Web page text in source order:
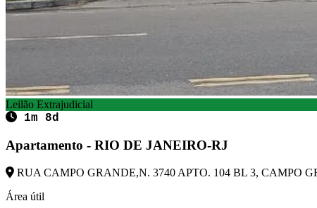
Leilão Extrajudicial
1m 8d
Apartamento - RIO DE JANEIRO-RJ
RUA CAMPO GRANDE,N. 3740 APTO. 104 BL 3, CAMPO
Área útil